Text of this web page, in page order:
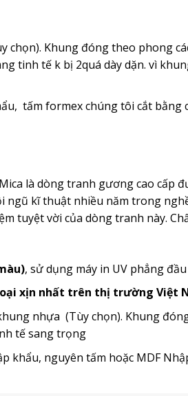
chọn). Khung đóng theo phong
tinh tế k bị 2quá dày dặn. vì
tấm formex chúng tôi cắt
là dòng tranh gương cao cấp
kĩ thuật nhiều năm trong
tuyệt vời của dòng tranh này.
, sử dụng máy in UV phẳng
xịn nhất trên thị trường Việt
nhựa (Tùy chọn). Khung
tế sang trọng
khẩu, nguyên tấm hoặc MDF